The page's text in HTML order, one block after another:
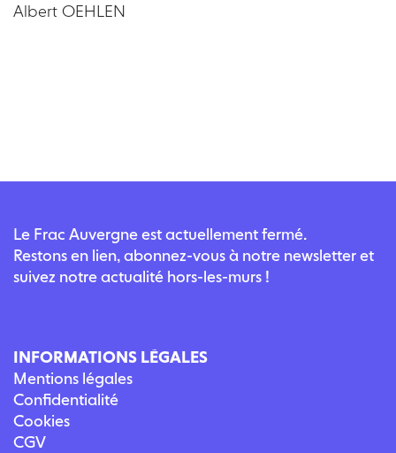
Albert OEHLEN
Le Frac Auvergne est actuellement fermé.
Restons en lien, abonnez-vous à notre newsletter et
suivez notre actualité hors-les-murs !
INFORMATIONS LÉGALES
Mentions légales
Confidentialité
Cookies
CGV